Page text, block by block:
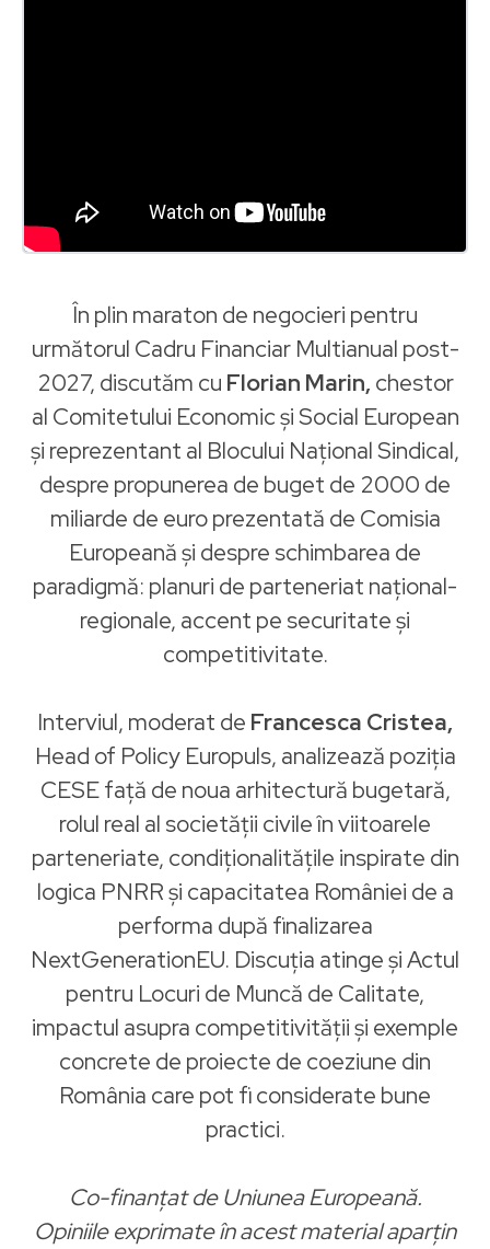
În plin maraton de negocieri pentru
următorul Cadru Financiar Multianual post-
2027, discutăm cu Florian Marin, chestor
al Comitetului Economic și Social European
și reprezentant al Blocului Național Sindical,
despre propunerea de buget de 2000 de
miliarde de euro prezentată de Comisia
Europeană și despre schimbarea de
paradigmă: planuri de parteneriat național-
regionale, accent pe securitate și
competitivitate.
Interviul, moderat de Francesca Cristea,
Head of Policy Europuls, analizează poziția
CESE față de noua arhitectură bugetară,
rolul real al societății civile în viitoarele
parteneriate, condiționalitățile inspirate din
logica PNRR și capacitatea României de a
performa după finalizarea
NextGenerationEU. Discuția atinge și Actul
pentru Locuri de Muncă de Calitate,
impactul asupra competitivității și exemple
concrete de proiecte de coeziune din
România care pot fi considerate bune
practici.
Co-finanțat de Uniunea Europeană.
Opiniile exprimate în acest material aparțin